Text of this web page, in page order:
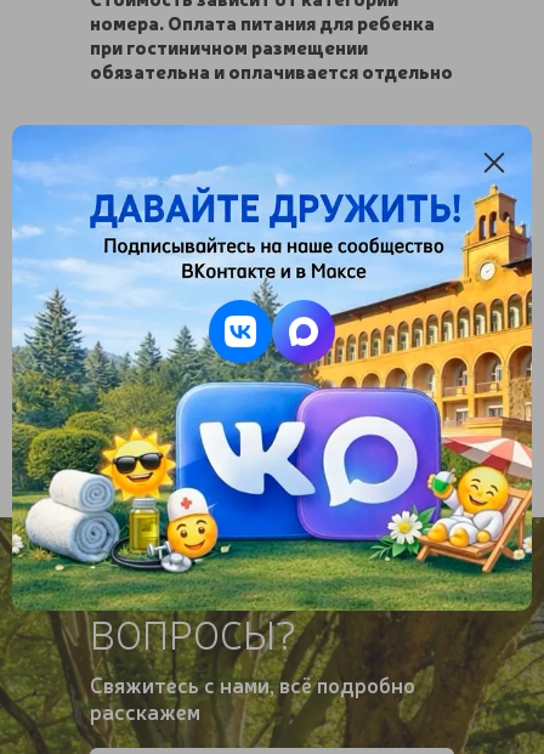
номера. Оплата питания для ребенка
при гостиничном размещении
обязательна и оплачивается отдельно
Выберите лечебную программу:
Выберите сезон:
ОСТАЛИСЬ
ВОПРОСЫ?
Свяжитесь с нами, всё подробно
расскажем